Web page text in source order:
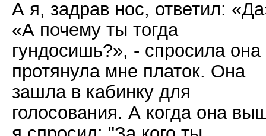
А я, задрав нос, ответил:
«А почему ты тогда
гундосишь?», - спросила она
протянула мне платок. Она
зашла в кабинку для
голосования. А когда она